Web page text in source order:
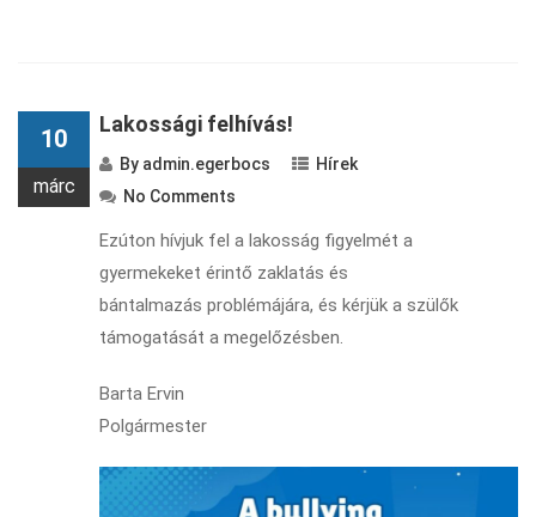
10
márc
Lakossági felhívás!
By admin.egerbocs
Hírek
No Comments
Ezúton hívjuk fel a lakosság figyelmét a
gyermekeket érintő zaklatás és
bántalmazás problémájára, és kérjük a szülők
támogatását a megelőzésben.
Barta Ervin
Polgármester